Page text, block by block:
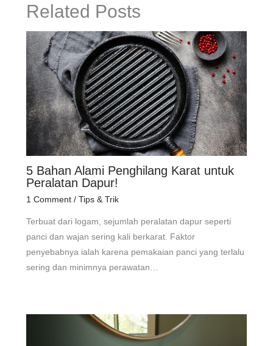
Related Posts
5 Bahan Alami Penghilang Karat untuk
Peralatan Dapur!
1 Comment / Tips & Trik
Terbuat dari logam, sejumlah peralatan dapur seperti
panci dan wajan sering kali berkarat. Faktor
penyebabnya ialah karena pemakaian panci yang terlalu
sering dan minimnya perawatan…